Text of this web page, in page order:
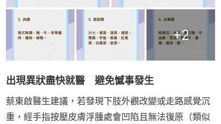
+2
出現異狀盡快就醫 避免憾事發生
蔡東啟醫生建議，若發現下肢外觀改變或走路感覺沉
重，經手指按壓皮膚浮腫處會凹陷且無法復原（類似